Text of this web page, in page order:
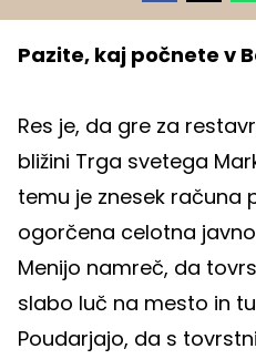
Pazite, kaj počnete v
Res je, da gre za
bližini Trga svetega
temu je znesek računa
ogorčena celotna
Menijo namreč, da
slabo luč na mesto in
Poudarjajo, da s